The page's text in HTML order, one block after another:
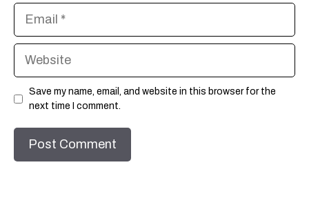
Email
Website
Save my name, email, and website in this browser for the
next time I comment.